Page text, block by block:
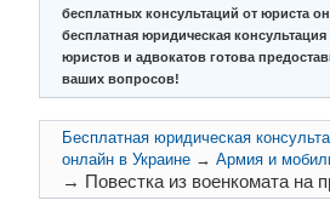
бесплатных консультаций от юриста
бесплатная юридическая
юристов и адвокатов готова
ваших вопросов!
Бесплатная юридическая
онлайн в Украине →Армия и
→ Повестка из военкомата на